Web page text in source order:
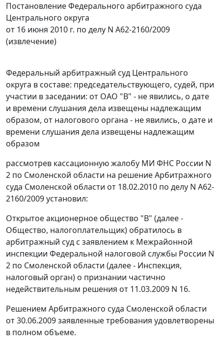
Постановление Федерального арбитражного суда
Центрального округа
от 16 июня 2010 г. по делу N А62-2160/2009
(извлечение)
Федеральный арбитражный суд Центрального
округа в составе: председательствующего, судей, при
участии в заседании: от ОАО "В" - не явились, о дате
и времени слушания дела извещены надлежащим
образом, от налогового органа - не явились, о дате и
времени слушания дела извещены надлежащим
образом
рассмотрев кассационную жалобу МИ ФНС России N
2 по Смоленской области на решение Арбитражного
суда Смоленской области от 18.02.2010 по делу N А62-
2160/2009 установил:
Открытое акционерное общество "В" (далее -
Общество, налогоплательщик) обратилось в
арбитражный суд с заявлением к Межрайонной
инспекции Федеральной налоговой службы России N
2 по Смоленской области (далее - Инспекция,
налоговый орган) о признании частично
недействительным решения от 11.03.2009 N 16.
Решением Арбитражного суда Смоленской области
от 30.06.2009 заявленные требования удовлетворены
в полном объеме.